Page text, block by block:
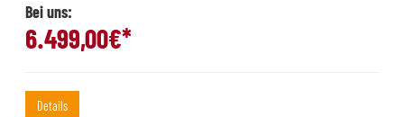
Bei uns:
6.499,00€*
Details